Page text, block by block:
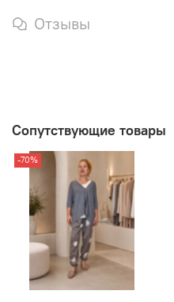
Отзывы
Сопутствующие товары
-70%